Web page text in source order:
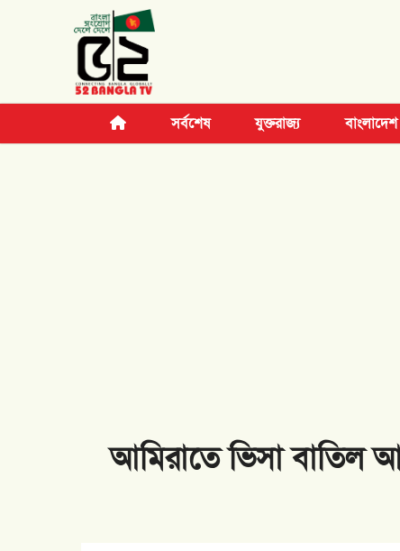
সর্বশেষ যুক্তরাজ্য বাংলাদেশ
নিউইয়র্কে সড়ক দুর্ঘটনা: